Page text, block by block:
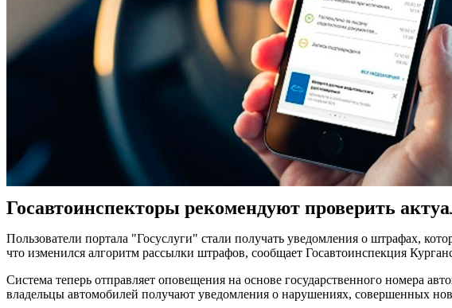
Госавтоинспекторы рекомендуют проверить
Пользователи портала "Госуслуги" стали получать уведомления о штрафах,
что изменился алгоритм рассылки штрафов, сообщает Госавтоинспекция
Система теперь отправляет оповещения на основе государственного номера
владельцы автомобилей получают уведомления о нарушениях, совершенных